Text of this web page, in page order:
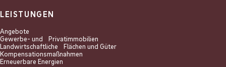
LEISTUNGEN
Angebote
Gewerbe- und Privat­immobilien
Landwirtschaftliche Flächen und Güter
Kompensations­maßnahmen
Erneuerbare Energien